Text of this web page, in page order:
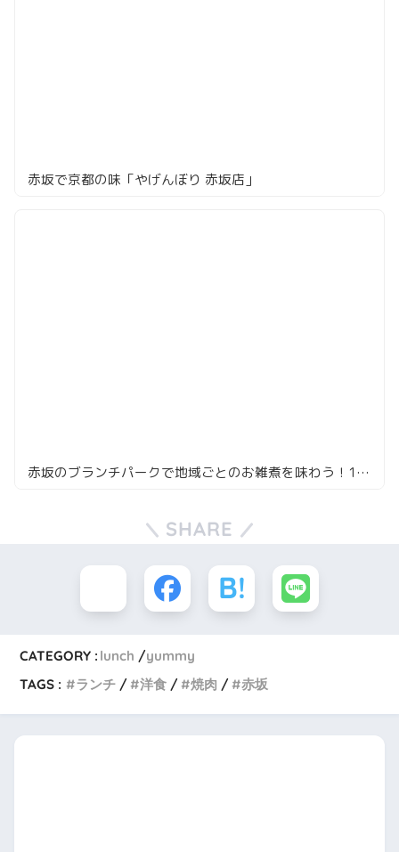
赤坂で京都の味「やげんぼり 赤坂店」
赤坂のブランチパークで地域ごとのお雑煮を味わう！1月限定のランチ体験
SHARE
CATEGORY : lunch
yummy
TAGS :
ランチ 洋食 焼肉 赤坂